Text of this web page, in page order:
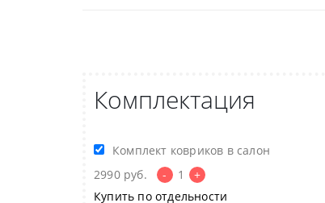
Комплектация
Комплект ковриков в салон
2990 руб. - 1
+
Купить по отдельности